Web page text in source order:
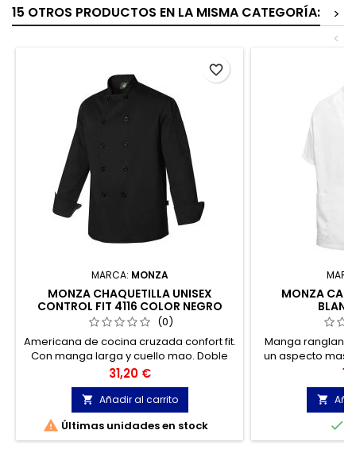
15 OTROS PRODUCTOS EN LA MISMA CATEGORÍA:
>
<
MARCA: MONZA
MONZA CHAQUETILLA UNISEX
CONTROL FIT 4116 COLOR NEGRO
TALLA XXL(0)
Americana de cocina cruzada confort fit.
Con manga larga y cuello mao. Doble
botonadura de pasta. Con un bolsillo de
parche en la manga izquierda.
Precio
31,20 €
 Añadir al carrito
 Últimas unidades en stock
favorite_border
MONZA
Manga ranglan
un aspecto mas
ya que

